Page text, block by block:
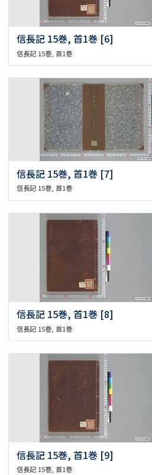
信長記 15巻, 首1巻 [6]
信長記 15巻, 首1巻
信長記 15巻, 首1巻 [7]
信長記 15巻, 首1巻
信長記 15巻, 首1巻 [8]
信長記 15巻, 首1巻
信長記 15巻, 首1巻 [9]
信長記 15巻, 首1巻